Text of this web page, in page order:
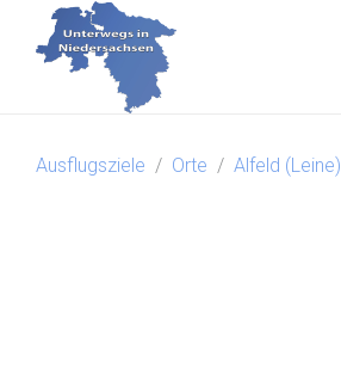
Ausflugsziele Orte Alfeld (Leine)